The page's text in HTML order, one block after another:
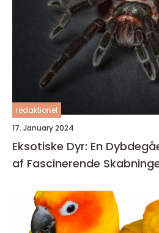
redaktionel
17. January 2024
Eksotiske Dyr: En
af Fascinerende